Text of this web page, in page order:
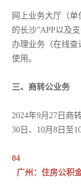
网上业务大厅（
的长沙”APP以及
办理业务（在线查
使用。
三、商转公业务
2024年9月27日商
30日、10月8日至
04
广州：住房公积